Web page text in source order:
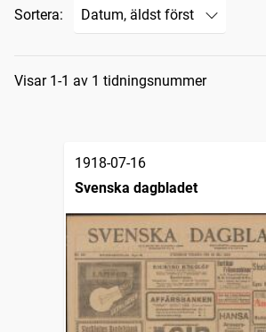
Sortera:
Sökresultat
Visar 1-1 av 1 tidningsnummer
1918-07-16
Svenska dagbladet